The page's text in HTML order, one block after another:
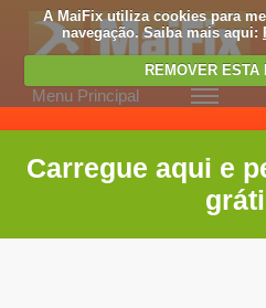
A MaiFix utiliza cookies para
navegação. Saiba mais aqui:
REMOVER ESTA
Menu Principal
Carregue aqui e